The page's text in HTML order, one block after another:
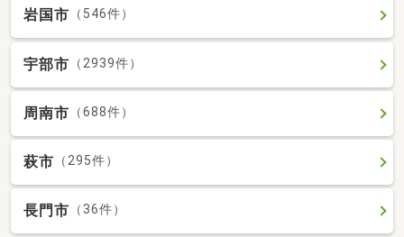
岩国市 （546件）
宇部市 （2939件）
周南市 （688件）
萩市 （295件）
長門市 （36件）